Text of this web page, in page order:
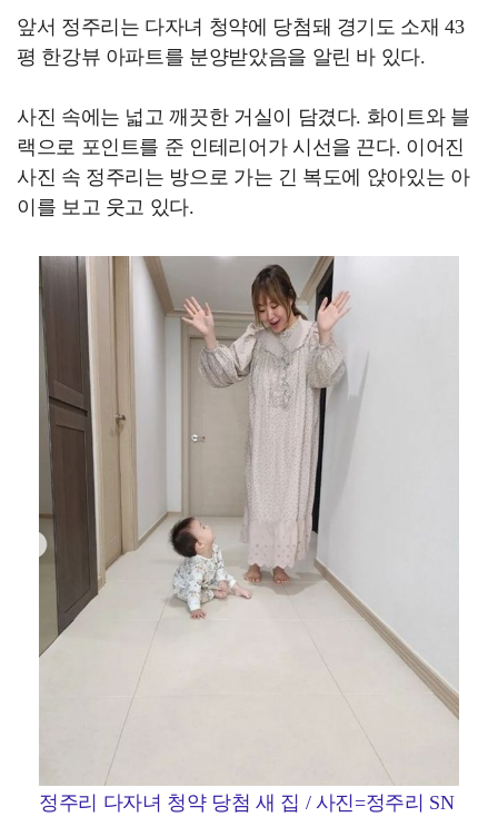
앞서 정주리는 다자녀 청약에 당첨돼 경기도 소재 43
평 한강뷰 아파트를 분양받았음을 알린 바 있다.
사진 속에는 넓고 깨끗한 거실이 담겼다. 화이트와 블
랙으로 포인트를 준 인테리어가 시선을 끈다. 이어진
사진 속 정주리는 방으로 가는 긴 복도에 앉아있는 아
이를 보고 웃고 있다.
정주리 다자녀 청약 당첨 새 집 / 사진=정주리 SN